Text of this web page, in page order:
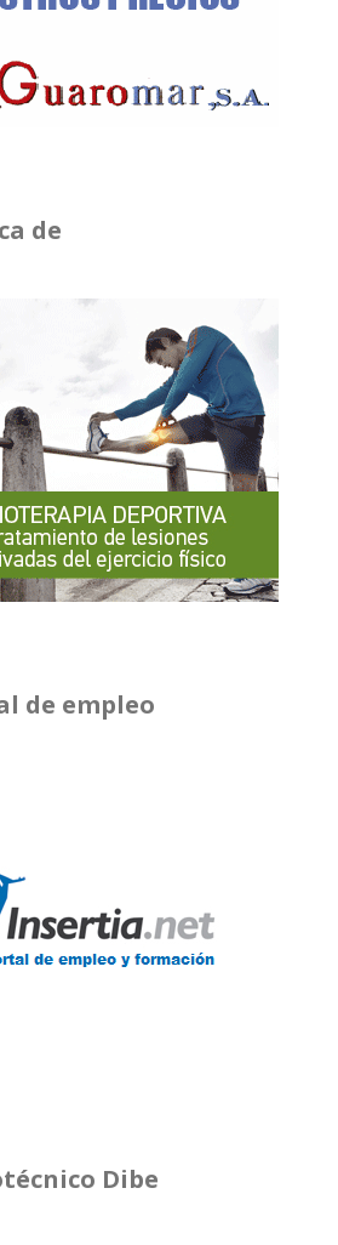
de
de empleo
Dibe